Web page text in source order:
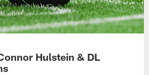
Hulstein & DL